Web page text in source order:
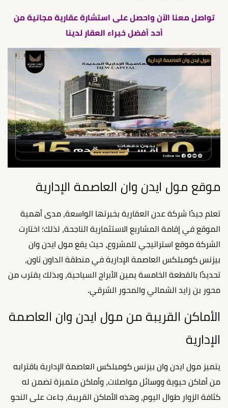
تواصل معنا الآن واحصل على استشارة عقارية مجانية من
أحد أفضل خبراء العقار لدينا
موقع مول ايدن وان العاصمة الإدارية
تعلم جيدًا شركة عدن العقارية بخبرتها الواسعة، مدى أهمية
الموقع في إقامة المشاريع الاستثمارية الناجحة، لذلك؛ اختارت
الشركة موقع استراتيجي للمشروع، حيث يقع مول ايدن وان
بيزنس كومبلكس العاصمة الإدارية في منطقة الداون تاون،
تحديدًا بالقطعة الخامسة يمين الأبراج السياحية، وبذلك يقترب من
محور بن زايد الشمالي والمحور الشرقي.
الأماكن القريبة من مول ايدن وان العاصمة
الإدارية
يتميز مول ايدن وان بيزنس كومبلكس العاصمة الإدارية باقترابه
من أماكن حيوية ووسائل مواصلات، وأماكن متميزة تضمن له
كثافة الزوار طوال اليوم، وهذه الأماكن القريبة، جاءت على النحو